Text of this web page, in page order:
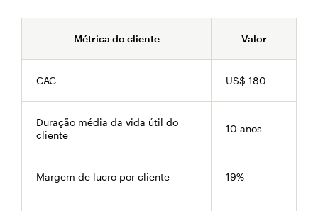
Métrica do cliente Valor
CAC US$ 180
Duração média da vida útil do
cliente
10 anos
Margem de lucro por cliente 19%